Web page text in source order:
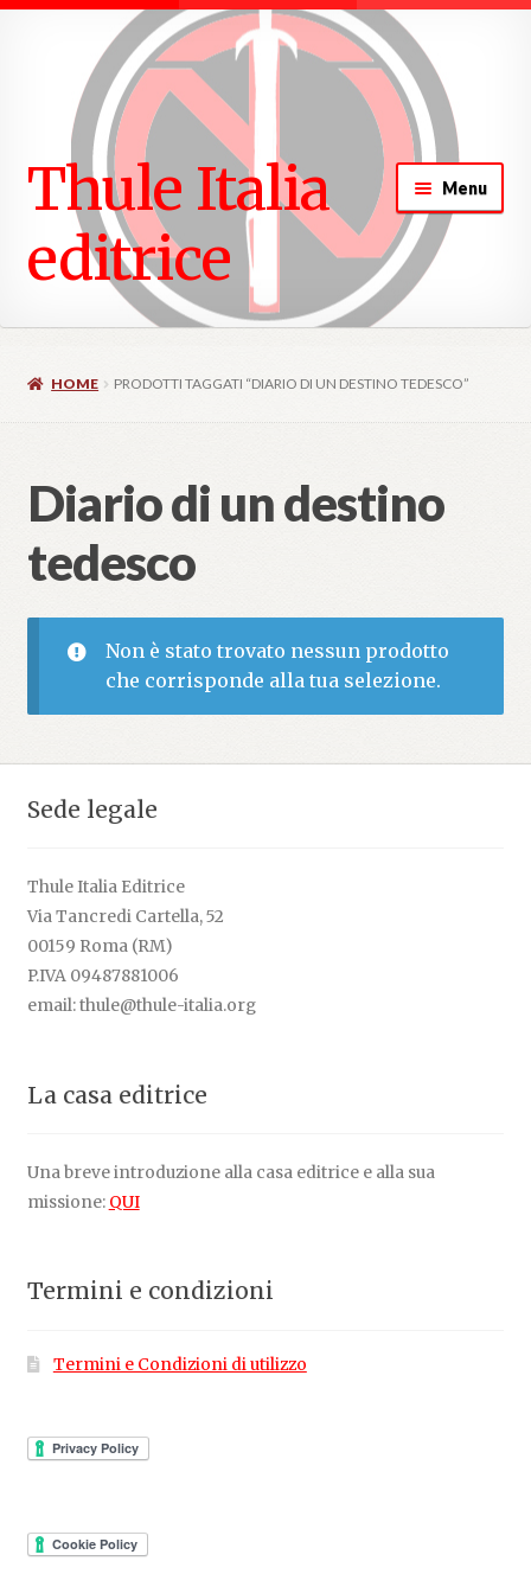
Thule Italia
editrice
Menu
HOME PRODOTTI TAGGATI “DIARIO DI UN DESTINO TEDESCO”
Diario di un destino
tedesco
Non è stato trovato nessun prodotto
che corrisponde alla tua selezione.
Sede legale
Thule Italia Editrice
Via Tancredi Cartella, 52
00159 Roma (RM)
P.IVA 09487881006
email: thule@thule-italia.org
La casa editrice
Una breve introduzione alla casa editrice e alla sua
missione: QUI
Termini e condizioni
Termini e Condizioni di utilizzo